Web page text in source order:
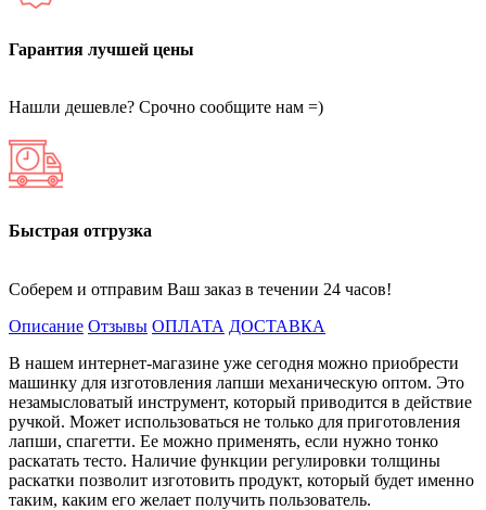
Гарантия лучшей цены
Нашли дешевле? Срочно сообщите нам =)
Быстрая отгрузка
Соберем и отправим Ваш заказ в течении 24 часов!
Описание Отзывы ОПЛАТА ДОСТАВКА
В нашем интернет-магазине уже сегодня можно приобрести
машинку для изготовления лапши механическую оптом. Это
незамысловатый инструмент, который приводится в действие
ручкой. Может использоваться не только для приготовления
лапши, спагетти. Ее можно применять, если нужно тонко
раскатать тесто. Наличие функции регулировки толщины
раскатки позволит изготовить продукт, который будет именно
таким, каким его желает получить пользователь.